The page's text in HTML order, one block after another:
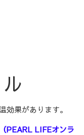
効果があります。
PEARL LIFEオンラ